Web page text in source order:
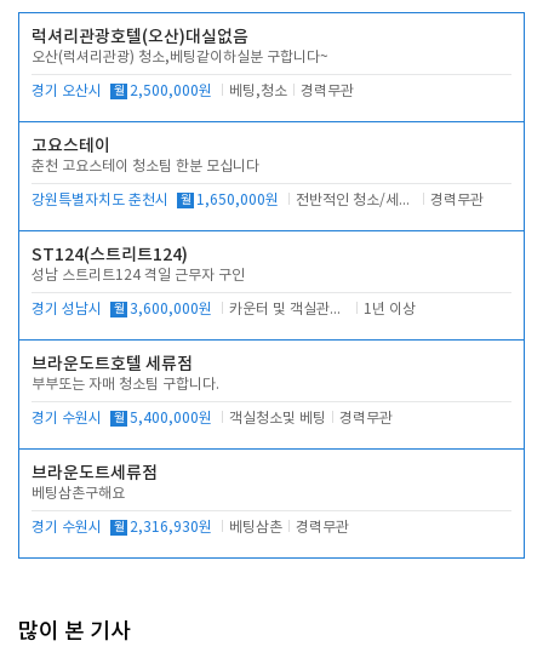
럭셔리관광호텔(오산)대실없음
오산(럭셔리관광) 청소,베팅같이하실분 구합니다~
경기 오산시 월 2,500,000원 베팅,청소 경력무관
고요스테이
춘천 고요스테이 청소팀 한분 모십니다
강원특별자치도 춘천시 월 1,650,000원 전반적인 청소/세탁업무 경력무관
ST124(스트리트124)
성남 스트리트124 격일 근무자 구인
경기 성남시 월 3,600,000원 카운터 및 객실관리 전반 1년 이상
브라운도트호텔 세류점
부부또는 자매 청소팀 구합니다.
경기 수원시 월 5,400,000원 객실청소및 베팅 경력무관
브라운도트세류점
베팅삼촌구해요
경기 수원시 월 2,316,930원 베팅삼촌 경력무관
많이 본 기사